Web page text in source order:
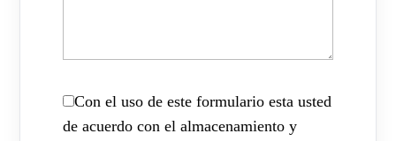
Con el uso de este formulario esta usted
de acuerdo con el almacenamiento y